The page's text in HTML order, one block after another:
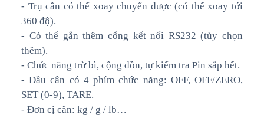
- Trụ cân có thể xoay chuyển được (có thể xoay tới
360 độ).
- Có thể gắn thêm cổng kết nối RS232 (tùy chọn
thêm).
- Chức năng trừ bì, cộng dồn, tự kiểm tra Pin sắp hết.
- Đầu cân có 4 phím chức năng: OFF, OFF/ZERO,
SET (0-9), TARE.
- Đơn cị cân: kg / g / lb…